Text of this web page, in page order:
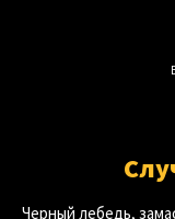
Черный лебедь,